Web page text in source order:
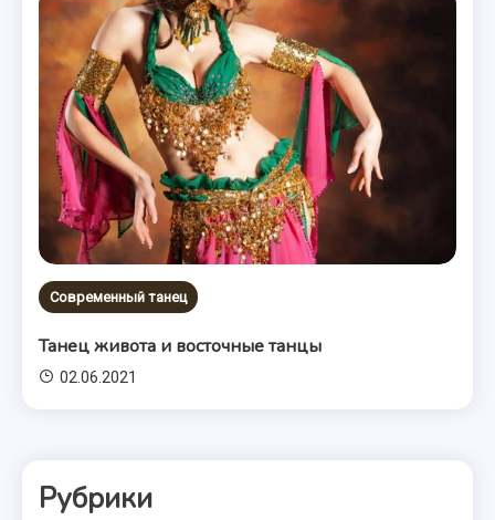
Современный танец
Танец живота и восточные танцы
02.06.2021
Рубрики